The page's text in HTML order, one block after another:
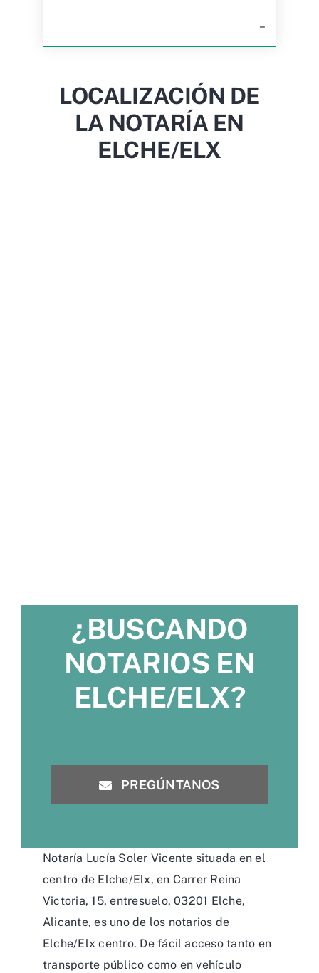
–
LOCALIZACIÓN DE
LA NOTARÍA EN
ELCHE/ELX
¿BUSCANDO
NOTARIOS EN
ELCHE/ELX?
PREGÚNTANOS
Notaría Lucía Soler Vicente situada en el
centro de Elche/Elx, en Carrer Reina
Victoria, 15, entresuelo, 03201 Elche,
Alicante, es uno de los notarios de
Elche/Elx centro. De fácil acceso tanto en
transporte público como en vehículo